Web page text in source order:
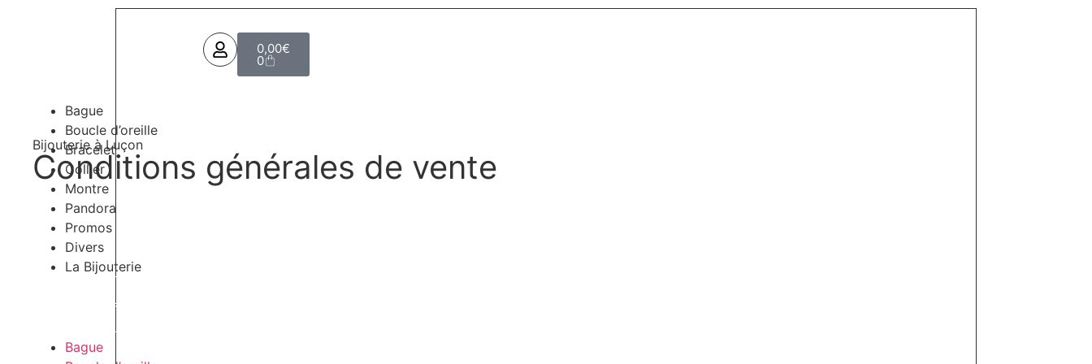
0,00€
0
Bague
Boucle d’oreille
Bracelet
Collier
Montre
Pandora
Promos
Divers
La Bijouterie
Bague
Bijouterie à Luçon
Conditions générales de vente
Panneau de gestion des cookies